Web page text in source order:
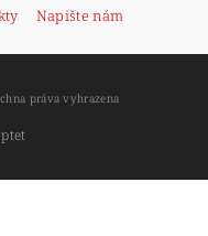
Napište nám
práva vyhrazena